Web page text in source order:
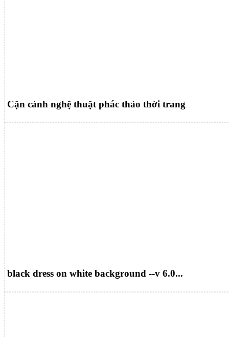
Cận cảnh nghệ thuật phác thảo thời trang
black dress on white background --v 6.0...